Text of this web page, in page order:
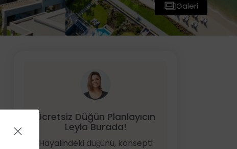
Galeri
Ücretsiz Düğün Planlayıcın
Leyla Burada!
Hayalindeki düğünü, konsepti